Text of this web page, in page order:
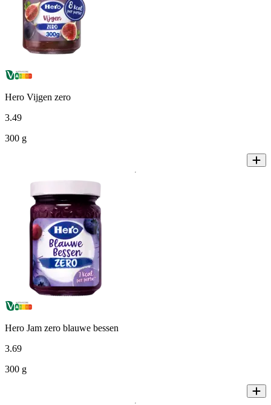
Hero Vijgen zero
3.49
300 g
Hero Jam zero blauwe bessen
3.69
300 g